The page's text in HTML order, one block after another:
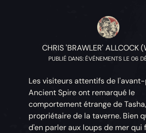
CHRIS 'BRAWLER' ALLCOCK
PUBLIÉ DANS: ÉVÉNEMENTS LE 06
Les visiteurs attentifs de
Ancient Spire ont remarqué le
comportement étrange de
propriétaire de la taverne. Bien
d'en parler aux loups de mer qui